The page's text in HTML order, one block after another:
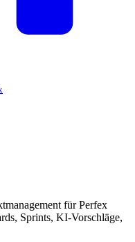
für Perfex
Sprints, KI-Vorschläge,